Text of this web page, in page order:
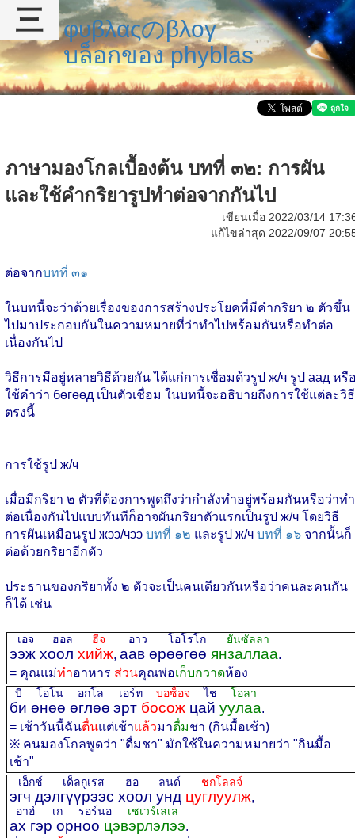
φυβλαςのβλογ
บล็อกของ phyblas
ภาษามองโกลเบื้องต้น บทที่ ๓๒: การผัน
และใช้คำกริยารูปทำต่อจากกันไป
เขียนเมื่อ 2022/03/14
แก้ไขล่าสุด 2022/09/07
ต่อจากบทที่ ๓๑
ในบทนี้จะว่าด้วยเรื่องของการสร้างประโยคที่มีคำกริยา ๒ ตัวขึ้น
ไปมาประกอบกันในความหมายที่ว่าทำไปพร้อมกันหรือทำต่อ
เนื่องกันไป
วิธีการมีอยู่หลายวิธีด้วยกัน ได้แก่การเชื่อมด้วรูป ж/ч รูป аад หรื
ใช้คำว่า бөгөөд เป็นตัวเชื่อม ในบทนี้จะอธิบายถึงการใช้แต่ละวิธี
ตรงนี้
การใช้รูป ж/ч
เมื่อมีกริยา ๒ ตัวที่ต้องการพูดถึงว่ากำลังทำอยู่พร้อมกันหรือว่าทำ
ต่อเนื่องกันไปแบบทันทีก็อาจผันกริยาตัวแรกเป็นรูป ж/ч โดยวิธี
การผันเหมือนรูป жээ/чээ บทที่ ๑๒ และรูป ж/ч บทที่ ๑๖ จากนั้นก็
ต่อด้วยกริยาอีกตัว
ประธานของกริยาทั้ง ๒ ตัวจะเป็นคนเดียวกันหรือว่าคนละคนกัน
ก็ได้ เช่น
ээж хоол хийж
เอจ ฮอล ฮีจ
, аав өрөөгөө янзаллаа
อาว โอโรโก ยันซัลลา
.
= คุณแม่ทำอาหาร ส่วนคุณพ่อเก็บกวาดห้อง
би өнөө өглөө
บี โอโน อกโล
эрт босож цай уулаа
เอร์ท บอซ็อจ ไช โอลา
.
= เช้าวันนี้ฉันตื่นแต่เช้าแล้วมาดื่มชา (กินมื้อเช้า)
※ คนมองโกลพูดว่า "ดื่มชา" มักใช้ในความหมายว่า "กินมื้อ
เช้า"
эгч дэлгүүрээс хоол унд цуглуулж
เอ็กช์ เด็ลกูเรส ฮอ ลนด์ ชกโลลจ์
,
ах гэр орноо цэвэрлэлээ
อาฮ์ เก รอร์นอ เชเวร์เลเล
.
三